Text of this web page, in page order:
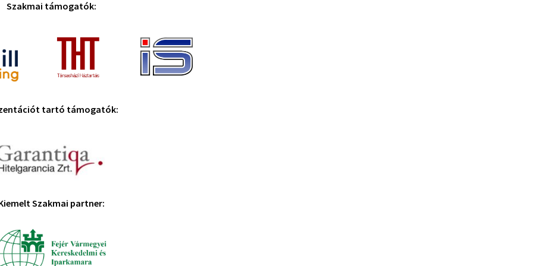
Szakmai támogatók:
tartó támogatók:
Szakmai partner: